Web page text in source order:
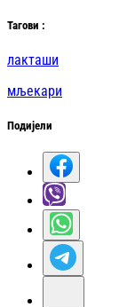
Тагови :
лакташи
мљекари
Подијели